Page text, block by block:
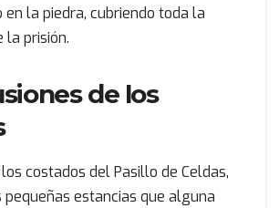
la piedra, cubriendo toda la
la prisión.
de los
costados del Pasillo de Celdas,
pequeñas estancias que alguna